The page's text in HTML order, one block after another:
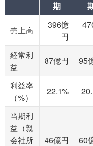
期
売上高
396億
円
経常利
益
87億円 95
利益率
（%）
22.1%
当期利
益（親
会社所
46億円 60